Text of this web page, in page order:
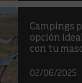
Campings
opción
con tu
02/06/2025